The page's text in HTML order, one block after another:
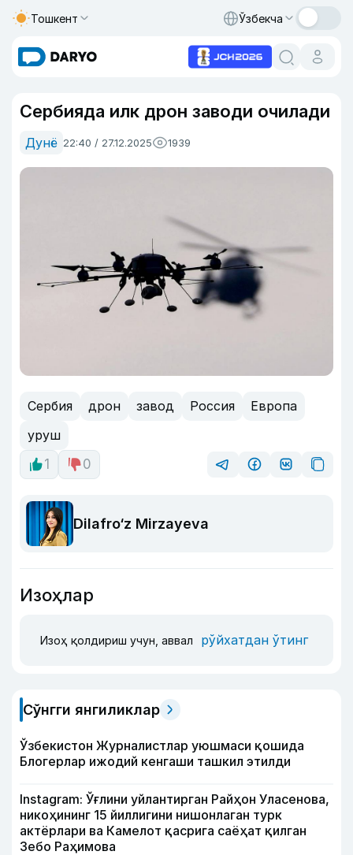
Тошкент Ўзбекча
Сербияда илк дрон заводи очилади
Дунё 22:40 / 27.12.2025 1939
Сербия дрон завод Россия
Европа
уруш
1
0
Dilafro‘z Mirzayeva
Изоҳлар
Изоҳ қолдириш учун, аввал рўйхатдан ўтинг
Сўнгги янгиликлар
Ўзбекистон Журналистлар уюшмаси қошида
Блогерлар ижодий кенгаши ташкил этилди
Instagram: Ўғлини уйлантирган Райҳон Уласенова,
никоҳининг 15 йиллигини нишонлаган турк
актёрлари ва Камелот қасрига саёҳат қилган
Зебо Раҳимова